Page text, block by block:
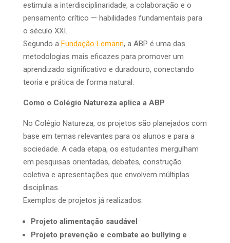
estimula a interdisciplinaridade, a colaboração e o
pensamento crítico — habilidades fundamentais para
o século XXI.
Segundo a Fundação Lemann, a ABP é uma das
metodologias mais eficazes para promover um
aprendizado significativo e duradouro, conectando
teoria e prática de forma natural.
Como o Colégio Natureza aplica a ABP
No Colégio Natureza, os projetos são planejados com
base em temas relevantes para os alunos e para a
sociedade. A cada etapa, os estudantes mergulham
em pesquisas orientadas, debates, construção
coletiva e apresentações que envolvem múltiplas
disciplinas.
Exemplos de projetos já realizados:
Projeto alimentação saudável
Projeto prevenção e combate ao bullying e